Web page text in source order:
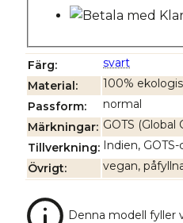
Färg
svart
Material
100%
Passform
normal
Märkningar GOTS (Global
Tillverkning
Indien,
Övrigt
vegan,
Denna modell fyller